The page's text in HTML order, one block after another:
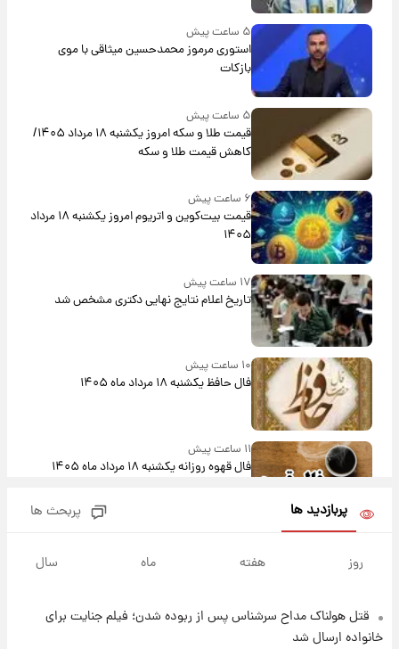
۵ ساعت پیش
استوری مرموز محمدحسین میثاقی با موی
بازکات
۵ ساعت پیش
قیمت طلا و سکه امروز یکشنبه ۱۸ مرداد ۱۴۰۵/
کاهش قیمت طلا و سکه
۶ ساعت پیش
قیمت بیت‌کوین و اتریوم امروز یکشنبه ۱۸ مرداد
۱۴۰۵
۱۷ ساعت پیش
تاریخ اعلام نتایج نهایی دکتری مشخص شد
۱۰ ساعت پیش
فال حافظ یکشنبه ۱۸ مرداد ماه ۱۴۰۵
۱۱ ساعت پیش
فال قهوه روزانه یکشنبه ۱۸ مرداد ماه ۱۴۰۵
ارزش سهام عدالت برای امروز ۱۷ مرداد ۱۴۰۵ +
پربازدید ها پربحث ها
روز هفته ماه سال
قتل هولناک مداح سرشناس پس از ربوده شدن؛ فیلم جنایت برای
خانواده ارسال شد